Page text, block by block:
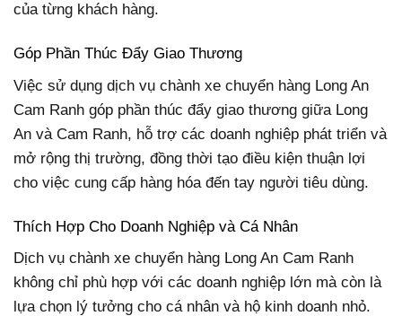
của từng khách hàng.
Góp Phần Thúc Đẩy Giao Thương
Việc sử dụng dịch vụ chành xe chuyển hàng Long An
Cam Ranh góp phần thúc đẩy giao thương giữa Long
An và Cam Ranh, hỗ trợ các doanh nghiệp phát triển và
mở rộng thị trường, đồng thời tạo điều kiện thuận lợi
cho việc cung cấp hàng hóa đến tay người tiêu dùng.
Thích Hợp Cho Doanh Nghiệp và Cá Nhân
Dịch vụ chành xe chuyển hàng Long An Cam Ranh
không chỉ phù hợp với các doanh nghiệp lớn mà còn là
lựa chọn lý tưởng cho cá nhân và hộ kinh doanh nhỏ.